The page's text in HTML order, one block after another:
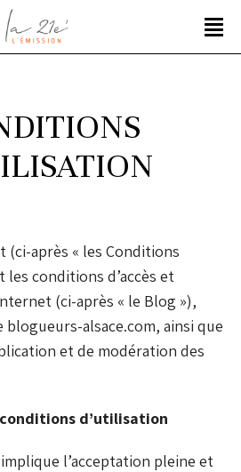
(ci-après « les Conditions
conditions d’accès et
(ci-après « le Blog »),
blogueurs-alsace.com, ainsi que
et de modération des
d’utilisation
l’acceptation pleine et